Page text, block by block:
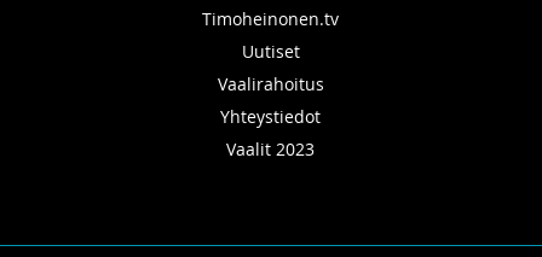
Timoheinonen.tv
Uutiset
Vaalirahoitus
Yhteystiedot
Vaalit 2023